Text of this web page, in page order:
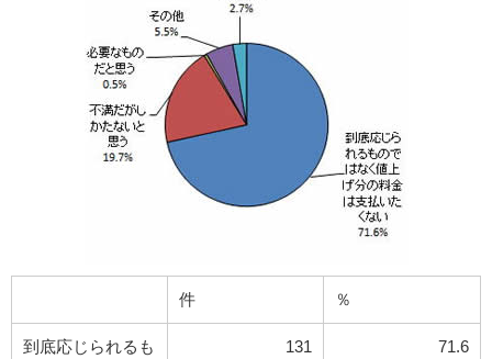
件 ％
到底応じられるも
131 71.6